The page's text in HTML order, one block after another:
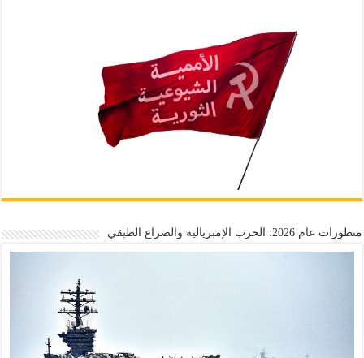
منظورات عام 2026: الحرب الإمبريالية والصراع الطبقي